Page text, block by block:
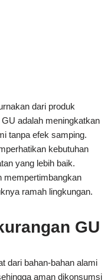
dari produk
adalah meningkatkan
tanpa efek samping.
kebutuhan
yang lebih baik.
mempertimbangkan
ramah lingkungan.
GU
dari bahan-bahan alami
aman dikonsumsi